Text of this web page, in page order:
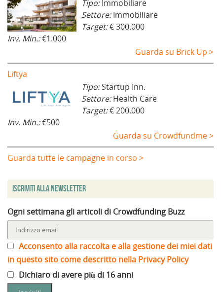
Tipo:Immobiliare
Settore:Immobiliare
Target:€ 300.000
Inv. Min.:€1.000
Guarda su Brick Up >
Liftya
Tipo:Startup Inn.
Settore:Health Care
Target:€ 200.000
Inv. Min.:€500
Guarda su Crowdfundme >
Guarda tutte le campagne in corso >
Iscriviti alla Newsletter
Ogni settimana gli articoli di Crowdfunding Buzz
Acconsento alla raccolta e alla gestione dei miei dati
in questo sito come descritto nella Privacy Policy
Dichiaro di avere più di 16 anni